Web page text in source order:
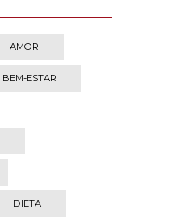
AMOR
BEM-ESTAR
DIETA